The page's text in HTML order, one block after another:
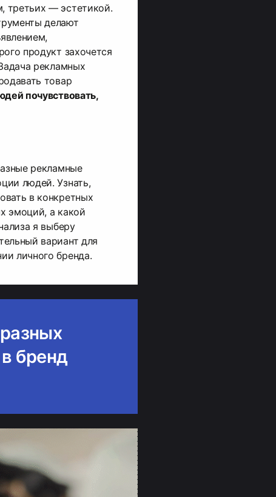
— эстетикой.
делают
продукт захочется
рекламных
товар
почувствовать,
рекламные
людей. Узнать,
в конкретных
эмоций, а какой
я выберу
вариант для
личного бренда.
бренд